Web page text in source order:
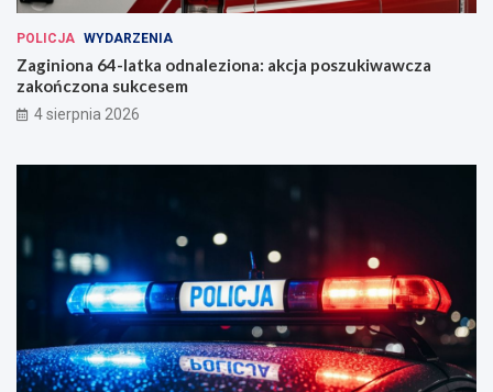
POLICJA WYDARZENIA
Zaginiona 64-latka odnaleziona: akcja poszukiwawcza
zakończona sukcesem
4 sierpnia 2026